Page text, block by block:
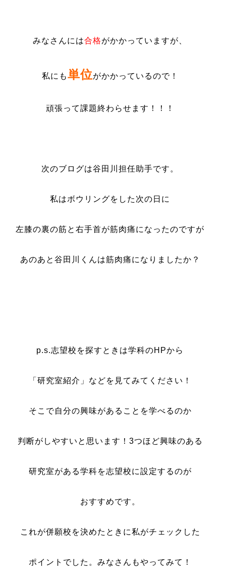
みなさんには合格がかかっていますが、
私にも単位がかかっているので！
頑張って課題終わらせます！！！
次のブログは谷田川担任助手です。
私はボウリングをした次の日に
左膝の裏の筋と右手首が筋肉痛になったのですが
あのあと谷田川くんは筋肉痛になりましたか？
p.s.志望校を探すときは学科のHPから
「研究室紹介」などを見てみてください！
そこで自分の興味があることを学べるのか
判断がしやすいと思います！3つほど興味のある
研究室がある学科を志望校に設定するのが
おすすめです。
これが併願校を決めたときに私がチェックした
ポイントでした。みなさんもやってみて！